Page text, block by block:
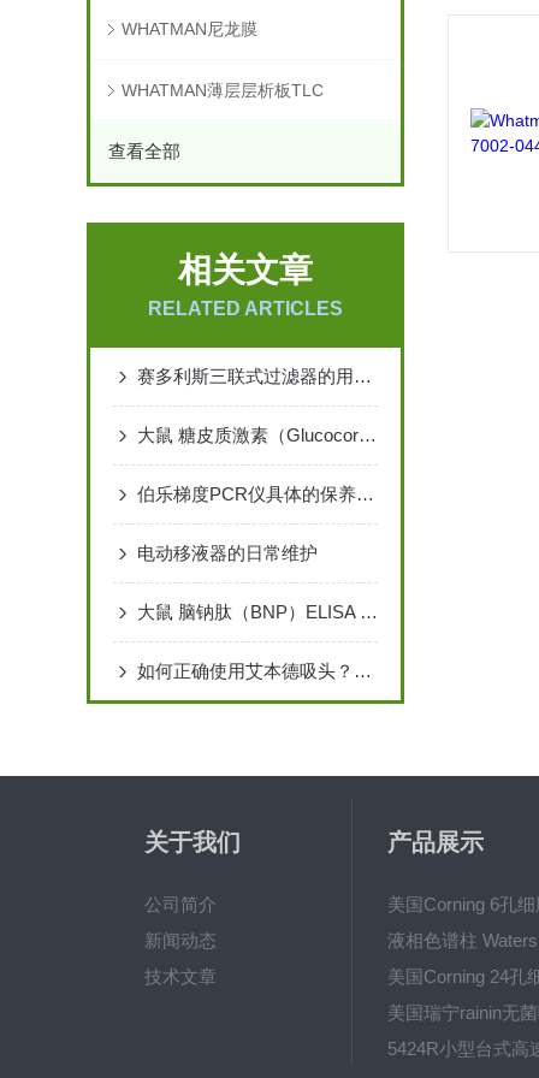
WHATMAN尼龙膜
WHATMAN薄层层析板TLC
查看全部
相关文章
RELATED ARTICLES
赛多利斯三联式过滤器的用途和特点
大鼠 糖皮质激素（Glucocorticoid）ELISA 检测试说明书
伯乐梯度PCR仪具体的保养维护方法是怎样的
电动移液器的日常维护
大鼠 脑钠肽（BNP）ELISA 检测试剂盒说明书
如何正确使用艾本德吸头？实用指南
关于我们
公司简介
新闻动态
技术文章
产品展示